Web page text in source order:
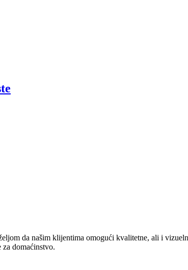
da našim klijentima omogući kvalitetne, ali i
domaćinstvo.